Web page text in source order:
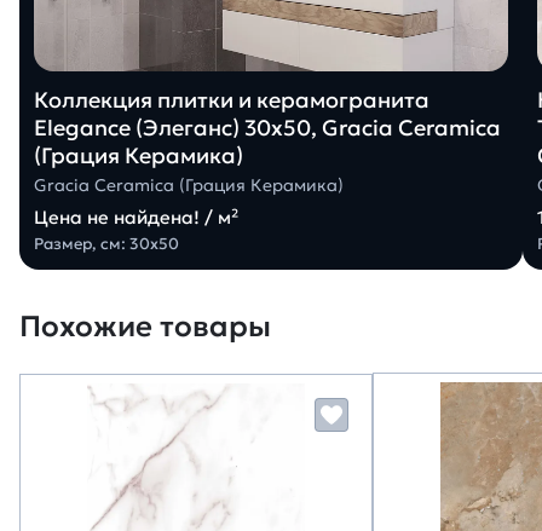
Коллекция плитки и керамогранита
Elegance (Элеганс) 30х50, Gracia Ceramica
(Грация Керамика)
Gracia Ceramica (Грация Керамика)
Цена не найдена! / м²
Размер, см: 30х50
Похожие товары